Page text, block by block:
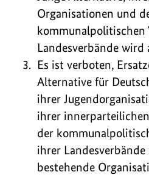
Organisationen und
kommunalpolitischen
Landesverbände wird
Es ist verboten,
Alternative für
ihrer
ihrer
der
ihrer
bestehende